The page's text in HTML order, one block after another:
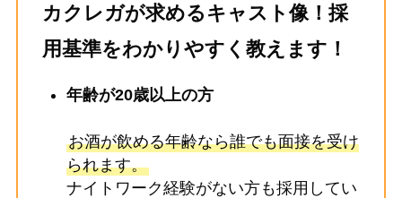
カクレガが求めるキャスト像！採
用基準をわかりやすく教えます！
年齢が20歳以上の方
お酒が飲める年齢なら誰でも面接を受け
られます。
ナイトワーク経験がない方も採用してい